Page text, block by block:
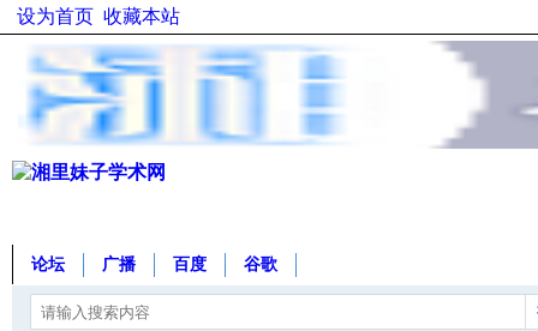
设为首页 收藏本站
论坛 广播 百度 谷歌